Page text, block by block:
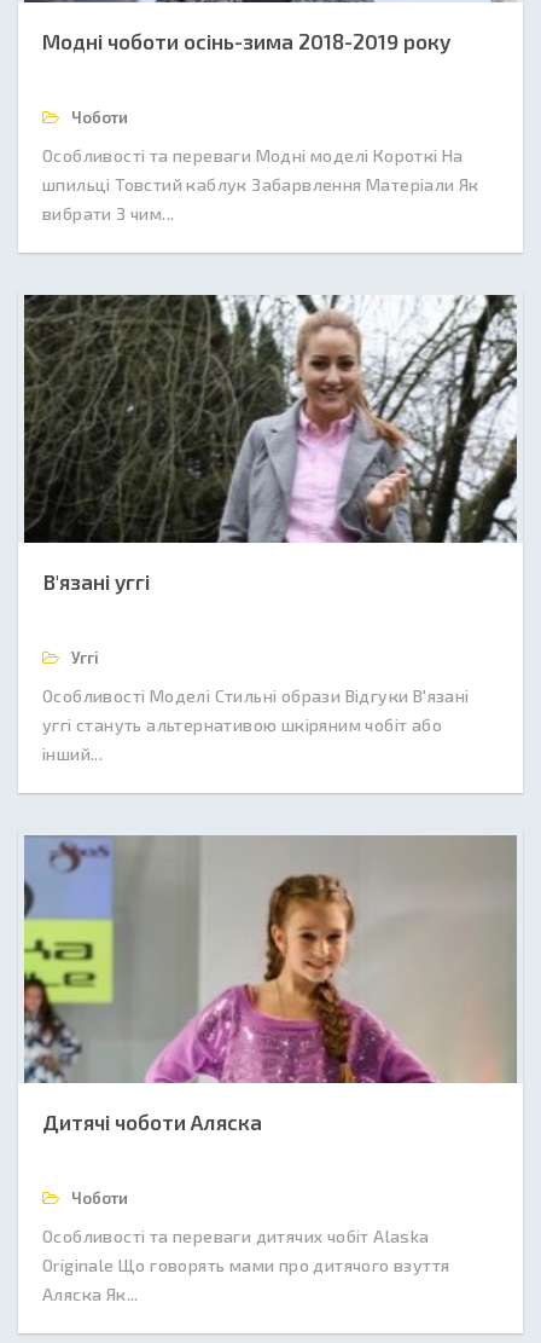
Модні чоботи осінь-зима 2018-2019 року
Чоботи
Особливості та переваги Модні моделі Короткі На
шпильці Товстий каблук Забарвлення Матеріали Як
вибрати З чим...
В'язані уггі
Уггі
Особливості Моделі Стильні образи Відгуки В'язані
уггі стануть альтернативою шкіряним чобіт або
інший...
Дитячі чоботи Аляска
Чоботи
Особливості та переваги дитячих чобіт Alaska
Originale Що говорять мами про дитячого взуття
Аляска Як...